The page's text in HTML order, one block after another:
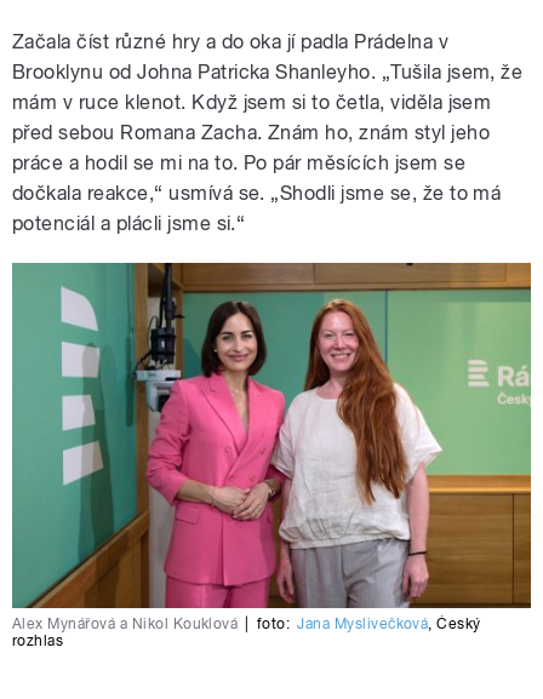
Začala číst různé hry a do oka jí padla Prádelna v
Brooklynu od Johna Patricka Shanleyho. „Tušila jsem, že
mám v ruce klenot. Když jsem si to četla, viděla jsem
před sebou Romana Zacha. Znám ho, znám styl jeho
práce a hodil se mi na to. Po pár měsících jsem se
dočkala reakce,“ usmívá se. „Shodli jsme se, že to má
potenciál a plácli jsme si.“
Alex Mynářová a Nikol Kouklová foto: Jana Myslivečková,Český
rozhlas